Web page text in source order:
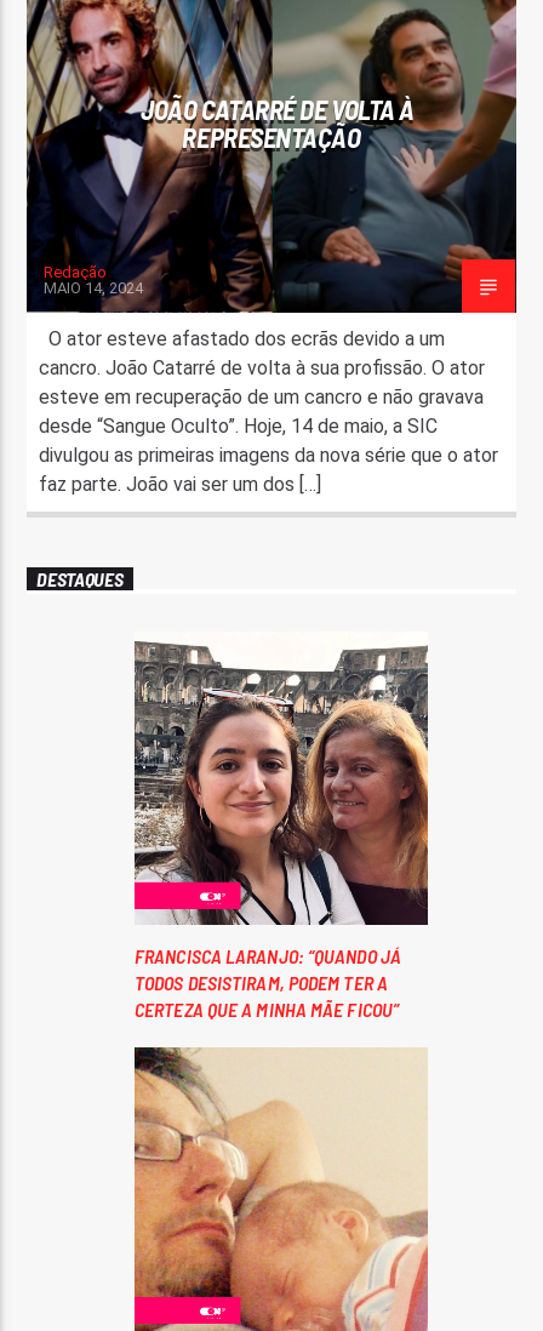
FAIXA ATUAL
TÍTULO
ARTISTA
ON FM
JOÃO CATARRÉ DE VOLTA À
REPRESENTAÇÃO
Redação
MAIO 14, 2024
O ator esteve afastado dos ecrãs devido a um
cancro. João Catarré de volta à sua profissão. O ator
esteve em recuperação de um cancro e não gravava
desde “Sangue Oculto”. Hoje, 14 de maio, a SIC
divulgou as primeiras imagens da nova série que o ator
faz parte. João vai ser um dos […]
DESTAQUES
FRANCISCA LARANJO: “QUANDO JÁ
TODOS DESISTIRAM, PODEM TER A
CERTEZA QUE A MINHA MÃE FICOU”